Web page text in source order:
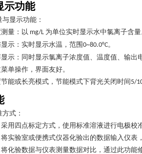
示功能
显示功能：
量：以 mg/L 为单位实时显示水中氯离子含
示：实时显示水温，范围 0~80.0°C。
示：同时显示氯离子浓度值、温度值、输出
单操作，界面友好。
能或长亮模式，节能模式下背光关闭时间 5/
式：
用四点标定方式，使用标准溶液进行电极校
实验室或便携式仪器化验出的数据输入仪表
化验数据与仪表测量数据对比，通过此功能